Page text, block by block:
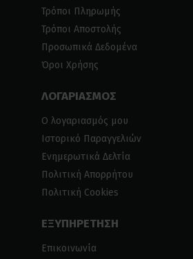
Τρόποι Πληρωμής
Τρόποι Αποστολής
Προσωπικά Δεδομένα
Όροι Χρήσης
ΛΟΓΑΡΙΑΣΜΟΣ
Ο λογαριασμός μου
Ιστορικό Παραγγελιών
Ενημερωτικά Δελτία
Πολιτική Απορρήτου
Πολιτική Cookies
ΕΞΥΠΗΡΕΤΗΣΗ
Επικοινωνία